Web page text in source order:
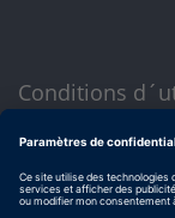
Conditions
Politique de
Mentions